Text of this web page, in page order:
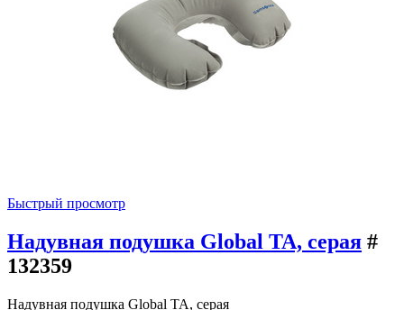
Быстрый просмотр
Надувная подушка Global TA, серая #
132359
Надувная подушка Global TA, серая